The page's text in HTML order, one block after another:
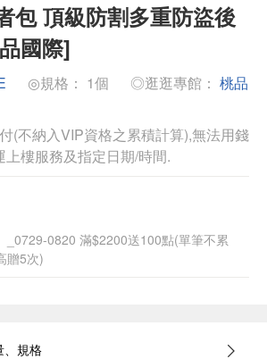
包 頂級防割多重防盜後
國際]
◎規格： 1個 ◎逛逛專館： 桃品
(不納入VIP資格之累積計算),無法用錢
樓服務及指定日期/時間.
_0729-0820 滿$2200送100點(單筆不累
贈5次)
、規格